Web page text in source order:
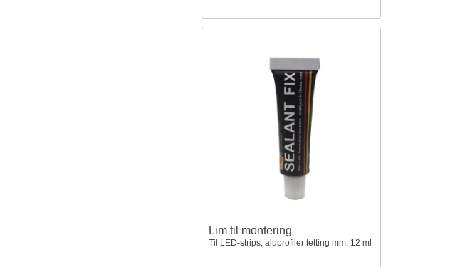
Lim til montering
Til LED-strips, aluprofiler tetting mm, 12 ml